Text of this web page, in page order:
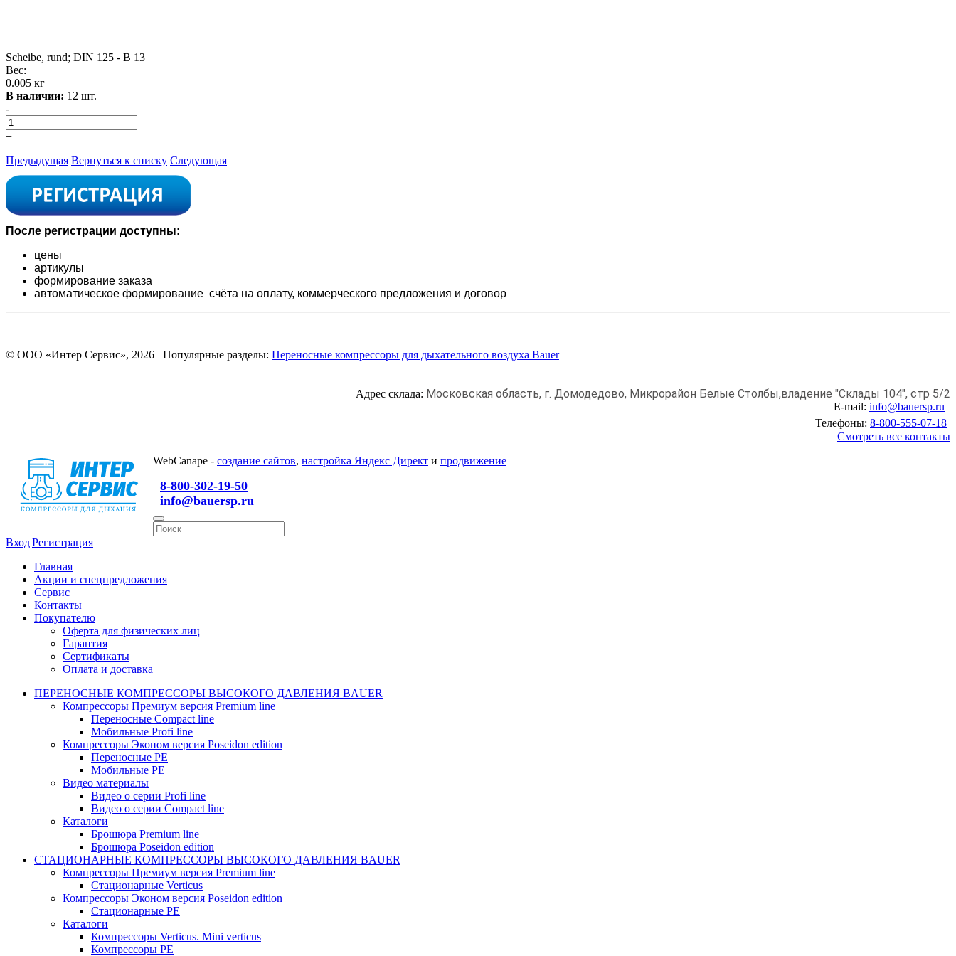
Scheibe, rund; DIN 125 - B 13
Вес:
0.005 кг
В наличии: 12 шт.
-
+
Предыдущая Вернуться к списку Следующая
После регистрации доступны:
цены
артикулы
формирование заказа
автоматическое формирование счёта на оплату, коммерческого предложения и договор
© ООО «Интер Сервис», 2026 Популярные разделы: Переносные компрессоры для дыхательного воздуха Bauer
Адрес склада: Московская область, г. Домодедово, Микрорайон Белые Столбы,владение "Склады 104", стр 5/2
E-mail: info@bauersp.ru
Телефоны: 8-800-555-07-18
Смотреть все контакты
WebCanape - создание сайтов, настройка Яндекс Директ и продвижение
8-800-302-19-50
info@bauersp.ru
Вход|Регистрация
Главная
Акции и спецпредложения
Сервис
Контакты
Покупателю
Оферта для физических лиц
Гарантия
Сертификаты
Оплата и доставка
ПЕРЕНОСНЫЕ КОМПРЕССОРЫ ВЫСОКОГО ДАВЛЕНИЯ BAUER
Компрессоры Премиум версия Premium line
Переносные Compact line
Мобильные Profi line
Компрессоры Эконом версия Poseidon edition
Переносные PE
Мобильные PE
Видео материалы
Видео о серии Profi line
Видео о серии Compact line
Каталоги
Брошюра Premium line
Брошюра Poseidon edition
СТАЦИОНАРНЫЕ КОМПРЕССОРЫ ВЫСОКОГО ДАВЛЕНИЯ BAUER
Компрессоры Премиум версия Premium line
Стационарные Verticus
Компрессоры Эконом версия Poseidon edition
Стационарные PE
Каталоги
Компрессоры Verticus. Mini verticus
Компрессоры PE